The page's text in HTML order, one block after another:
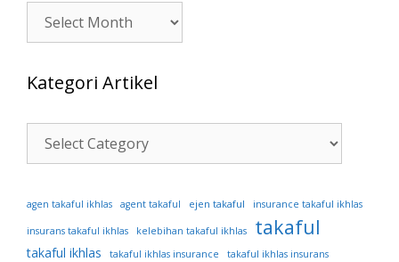
Artikel
Kategori Artikel
Kategori
Artikel
agen takaful ikhlas agent takaful ejen takaful insurance takaful ikhlas
insurans takaful ikhlas kelebihan takaful ikhlas takaful
takaful ikhlas takaful ikhlas insurance
takaful ikhlas insurans